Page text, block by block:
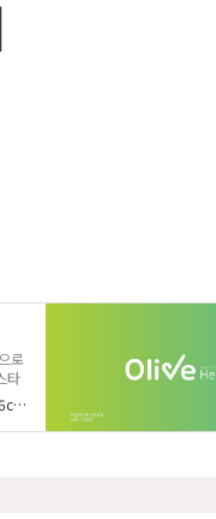
로
타
발
https://olive-hc.notion.site/olive-hc/69460fcb39f245d397cdf4e4e29f6c40